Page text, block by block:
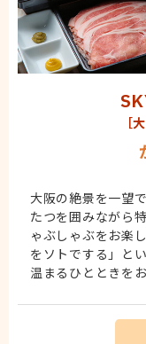
［
大阪の絶景を一望
たつを囲みながら
ゃぶしゃぶをお楽
をソトでする」と
温まるひとときを